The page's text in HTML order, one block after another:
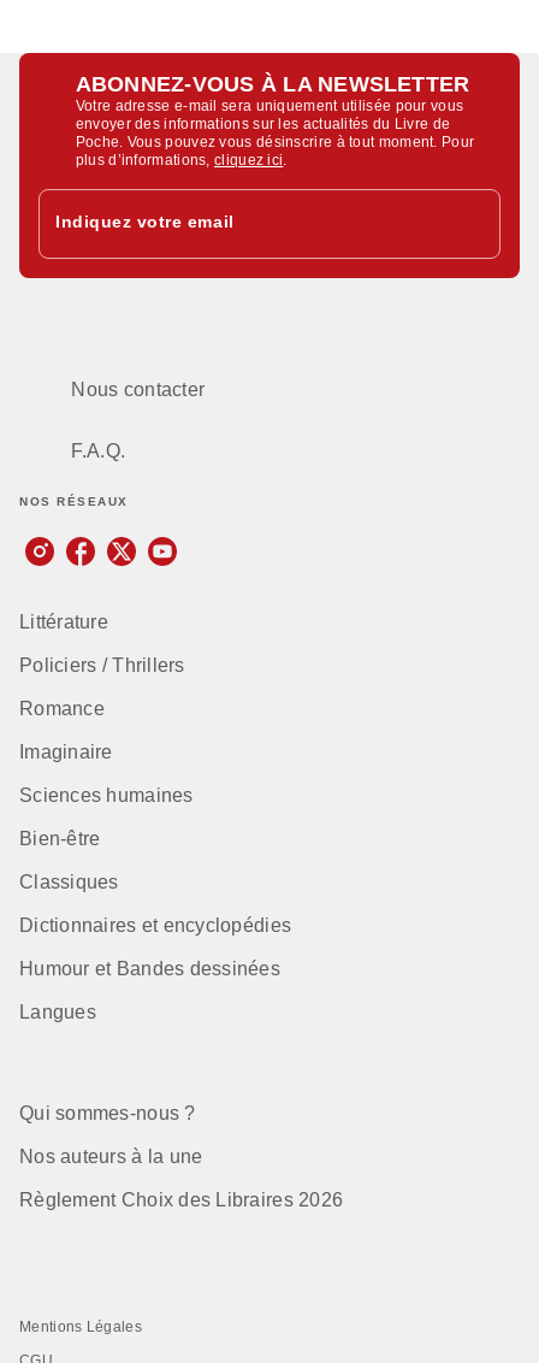
ABONNEZ-VOUS À LA NEWSLETTER
Votre adresse e-mail sera uniquement utilisée pour vous
envoyer des informations sur les actualités du Livre de
Poche. Vous pouvez vous désinscrire à tout moment. Pour
plus d’informations,cliquez ici.
Indiquez votre email
Nous contacter
F.A.Q.
NOS RÉSEAUX
Littérature
Policiers / Thrillers
Romance
Imaginaire
Sciences humaines
Bien-être
Classiques
Dictionnaires et encyclopédies
Humour et Bandes dessinées
Langues
Qui sommes-nous ?
Nos auteurs à la une
Règlement Choix des Libraires 2026
Mentions Légales